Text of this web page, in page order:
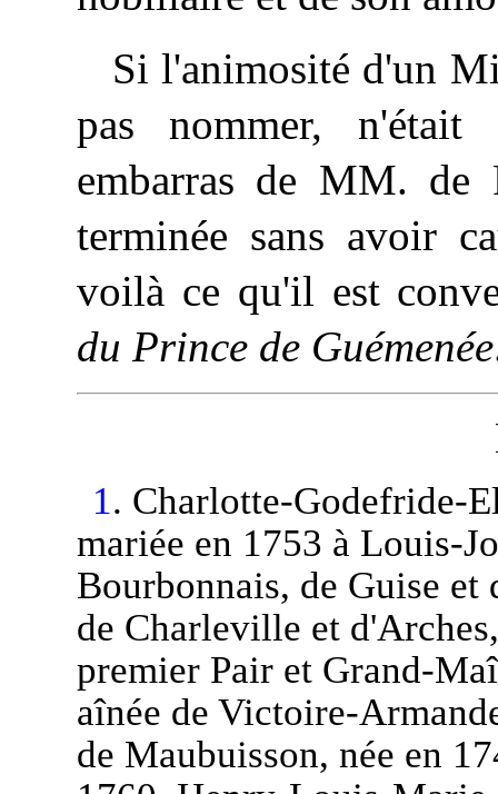
Si l'animosité d'un
pas nommer, n'était
embarras de MM. de
terminée sans avoir
voilà ce qu'il est
du Prince de Guémenée
1. Charlotte-Godefride-
mariée en 1753 à Louis-
Bourbonnais, de Guise et
de Charleville et
premier Pair et Grand-
aînée de Victoire-
de Maubuisson, née en